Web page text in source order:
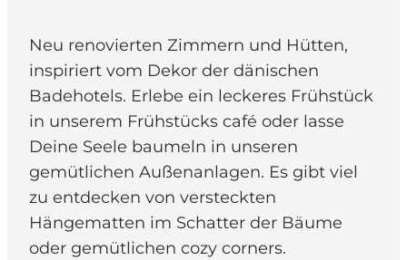
Unsere Städte
Essen & Übernachtung
Tickets kaufen
Plane deine Reise
Neu renovierten Zimmern und Hütten,
inspiriert vom Dekor der dänischen
Badehotels. Erlebe ein leckeres Frühstück
in unserem Frühstücks café oder lasse
Deine Seele baumeln in unseren
gemütlichen Außenanlagen. Es gibt viel
zu entdecken von versteckten
Hängematten im Schatter der Bäume
oder gemütlichen cozy corners.